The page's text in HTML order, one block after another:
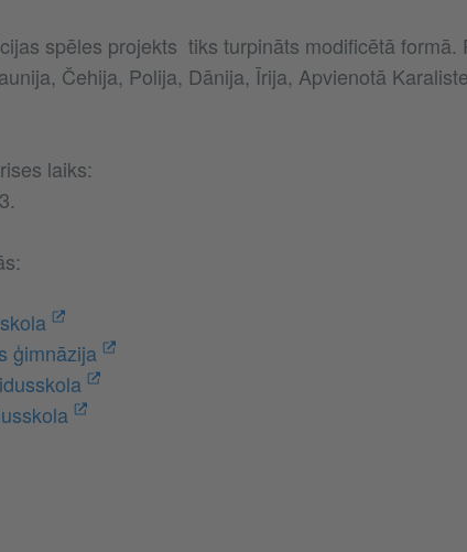
spēles projekts tiks turpināts modificētā formā.
Čehija, Polija, Dānija, Īrija, Apvienotā
laiks:
ģimnāzija